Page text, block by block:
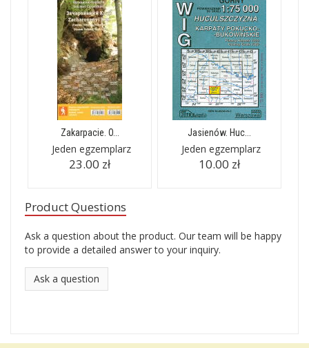
Zakarpacie. O...
Jeden egzemplarz
23.00 zł
Jasienów. Huc...
Jeden egzemplarz
10.00 zł
Product Questions
Ask a question about the product. Our team will be happy
to provide a detailed answer to your inquiry.
Ask a question